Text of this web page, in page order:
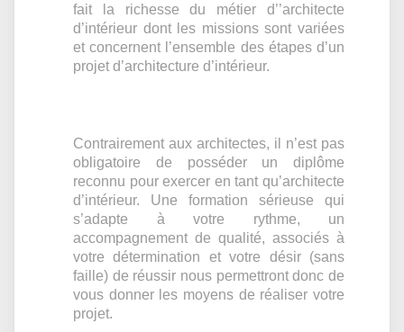
fait la richesse du métier d’’architecte
d’intérieur dont les missions sont variées
et concernent l’ensemble des étapes d’un
projet d’architecture d’intérieur.
Contrairement aux architectes, il n’est pas
obligatoire de posséder un diplôme
reconnu pour exercer en tant qu’architecte
d’intérieur. Une formation sérieuse qui
s’adapte à votre rythme, un
accompagnement de qualité, associés à
votre détermination et votre désir (sans
faille) de réussir nous permettront donc de
vous donner les moyens de réaliser votre
projet.